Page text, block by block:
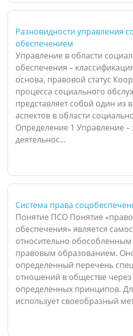
Разновидности управления
обеспечением
Управление в области
обеспечения –
основа, правовой статус
процесса социального
представляет собой один из
аспектов в области
Определение 1 Управление –
деятельнос...
Система права
Понятие ПСО Понятие
обеспечения» является
относительно
правовым образованием.
определенный перечень
отношений в обществе
определенных принципов.
использует своеобразный